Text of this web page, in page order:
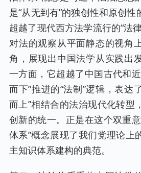
是“从无到有”的独创性和原创
超越了现代西方法学流行的“法
对法的观察从平面静态的视角
角，展现出中国法学从实践出
一方面，它超越了中国古代和
而下”推进的“法制”逻辑，表达
而上”相结合的法治现代化转型
创新的统一。正是在这个双重
体系”概念展现了我们党理论上
主知识体系建构的典范。